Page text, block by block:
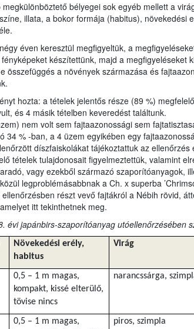
bélyegei sok egyéb mellett a
illata, a bokor formája (habitus), növekedési
éven keresztül megfigyeltük, a
készítettünk, majd a megfigyeléseket
összefüggés a növények származása és
hozta: a tételek jelentős része (89 %)
és 4 másik tételben keveredést találtunk.
nem volt sem fajtaazonossági sem
34 % -ban, a 4 üzem egyikében egy
díszfaiskolákat tájékoztattuk az ellenőrzés
tételek tulajdonosait figyelmeztettük, valamint
vagy ezekből származó szaporítóanyagok,
legproblémásabbnak a Ch. x superba
ellenőrzésben részt vevő fajtákról a Nébih rövid,
itt tekinthetnek meg.
évi japánbirs-szaporítóanyag utóellenőrzésében
Növekedési erély,
habitus
Virág
0,5 – 1 m magas,
kompakt, kissé elterülő,
tövise nincs
narancssárga,
0,5 – 1 m magas,
piros, szimpla